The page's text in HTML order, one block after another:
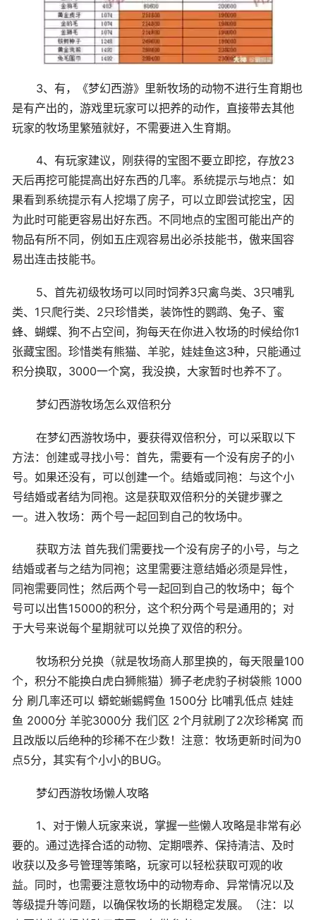
3、有，《梦幻西游》里新牧场的动物不进行生育期也
是有产出的，游戏里玩家可以把养的动作，直接带去其他
玩家的牧场里繁殖就好，不需要进入生育期。
4、有玩家建议，刚获得的宝图不要立即挖，存放23
天后再挖可能提高出好东西的几率。系统提示与地点：如
果看到系统提示有人挖塌了房子，可以立即尝试挖宝，因
为此时可能更容易出好东西。不同地点的宝图可能出产的
物品有所不同，例如五庄观容易出必杀技能书，傲来国容
易出连击技能书。
5、首先初级牧场可以同时饲养3只禽鸟类、3只哺乳
类、1只爬行类、2只珍惜类，装饰性的鹦鹉、兔子、蜜
蜂、蝴蝶、狗不占空间，狗每天在你进入牧场的时候给你1
张藏宝图。珍惜类有熊猫、羊驼，娃娃鱼这3种，只能通过
积分换取，3000一个窝，我没换，大家暂时也养不了。
梦幻西游牧场怎么双倍积分
在梦幻西游牧场中，要获得双倍积分，可以采取以下
方法：创建或寻找小号：首先，需要有一个没有房子的小
号。如果还没有，可以创建一个。结婚或同袍：与这个小
号结婚或者结为同袍。这是获取双倍积分的关键步骤之
一。进入牧场：两个号一起回到自己的牧场中。
获取方法 首先我们需要找一个没有房子的小号，与之
结婚或者与之结为同袍；这里需要注意结婚必须是异性，
同袍需要同性；然后两个号一起回到自己的牧场中；每个
号可以出售15000的积分，这个积分两个号是通用的；对
于大号来说每个星期就可以兑换了双倍的积分。
牧场积分兑换（就是牧场商人那里换的，每天限量100
个，积分不能换白虎白狮熊猫）狮子老虎豹子树袋熊 1000
分 刷几率还可以 蟒蛇蜥蜴鳄鱼 1500分 比哺乳低点 娃娃
鱼 2000分 羊驼3000分 我们区 2个月就刷了2次珍稀窝 而
且改版以后绝种的珍稀不在少数！注意：牧场更新时间为0
点5分，其实有个小小的BUG。
梦幻西游牧场懒人攻略
1、对于懒人玩家来说，掌握一些懒人攻略是非常有必
要的。通过选择合适的动物、定期喂养、保持清洁、及时
收获以及多号管理等策略，玩家可以轻松获取可观的收
益。同时，也需要注意牧场中的动物寿命、异常情况以及
等级提升等问题，以确保牧场的长期稳定发展。（注：以